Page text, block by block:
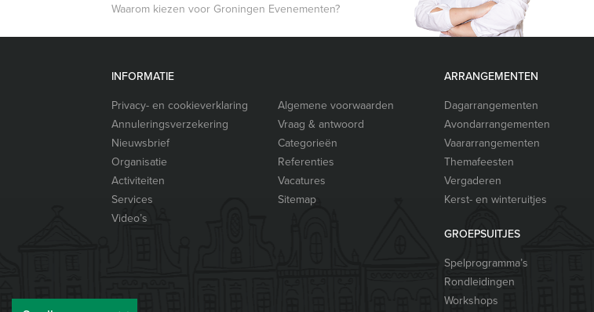
Waarom kiezen voor Groningen Evenementen?
INFORMATIE
Privacy- en cookieverklaring
Algemene voorwaarden
Annuleringsverzekering
Vraag & antwoord
Nieuwsbrief
Categorieën
Organisatie
Referenties
Activiteiten
Vacatures
Services
Sitemap
Video’s
ARRANGEMENTEN
Dagarrangementen
Avondarrangementen
Vaararrangementen
Themafeesten
Vergaderen
Kerst- en winteruitjes
GROEPSUITJES
Spelprogramma’s
Rondleidingen
Workshops